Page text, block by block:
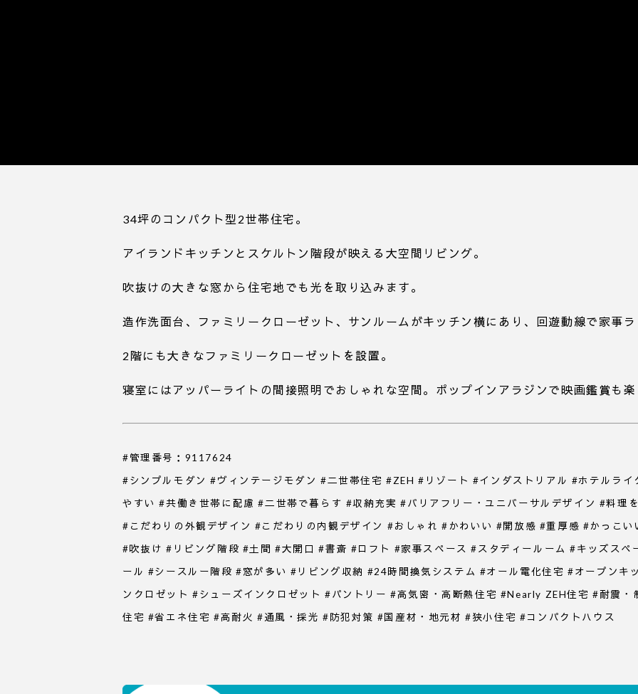
34坪のコンパクト型2世帯住宅。
アイランドキッチンとスケルトン階段が映える大空間リビング。
吹抜けの大きな窓から住宅地でも光を取り込みます。
造作洗面台、ファミリークローゼット、サンルームがキッチン横にあり、回遊動線で家事
2階にも大きなファミリークローゼットを設置。
寝室にはアッパーライトの間接照明でおしゃれな空間。ポップインアラジンで映画鑑賞も
#管理番号：9117624
#シンプルモダン #ヴィンテージモダン #二世帯住宅 #ZEH #リゾート #インダストリアル #ホテルラ
やすい #共働き世帯に配慮 #二世帯で暮らす #収納充実 #バリアフリー・ユニバーサルデザイン #料理
#こだわりの外観デザイン #こだわりの内観デザイン #おしゃれ #かわいい #開放感 #重厚感 #かっこ
#吹抜け #リビング階段 #土間 #大開口 #書斎 #ロフト #家事スペース #スタディールーム #キッズスペ
ール #シースルー階段 #窓が多い #リビング収納 #24時間換気システム #オール電化住宅 #オープンキ
ンクロゼット #シューズインクロゼット #パントリー #高気密・高断熱住宅 #Nearly ZEH住宅 #耐震
住宅 #省エネ住宅 #高耐火 #通風・採光 #防犯対策 #国産材・地元材 #狭小住宅 #コンパクトハウス